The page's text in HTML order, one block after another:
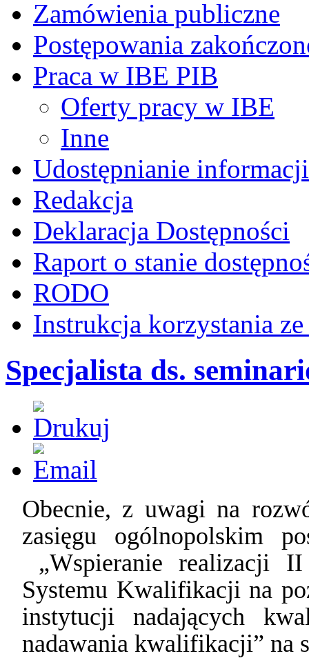
Zamówienia publiczne
Postępowania
Praca w IBE PIB
Oferty pracy w IBE
Inne
Udostępnianie informacji
Redakcja
Deklaracja Dostępności
Raport o stanie
RODO
Instrukcja korzystania
Specjalista ds.
Obecnie, z uwagi na
zasięgu ogólnopolskim
„Wspieranie realizacji
Systemu Kwalifikacji na
instytucji nadających
nadawania kwalifikacji” na